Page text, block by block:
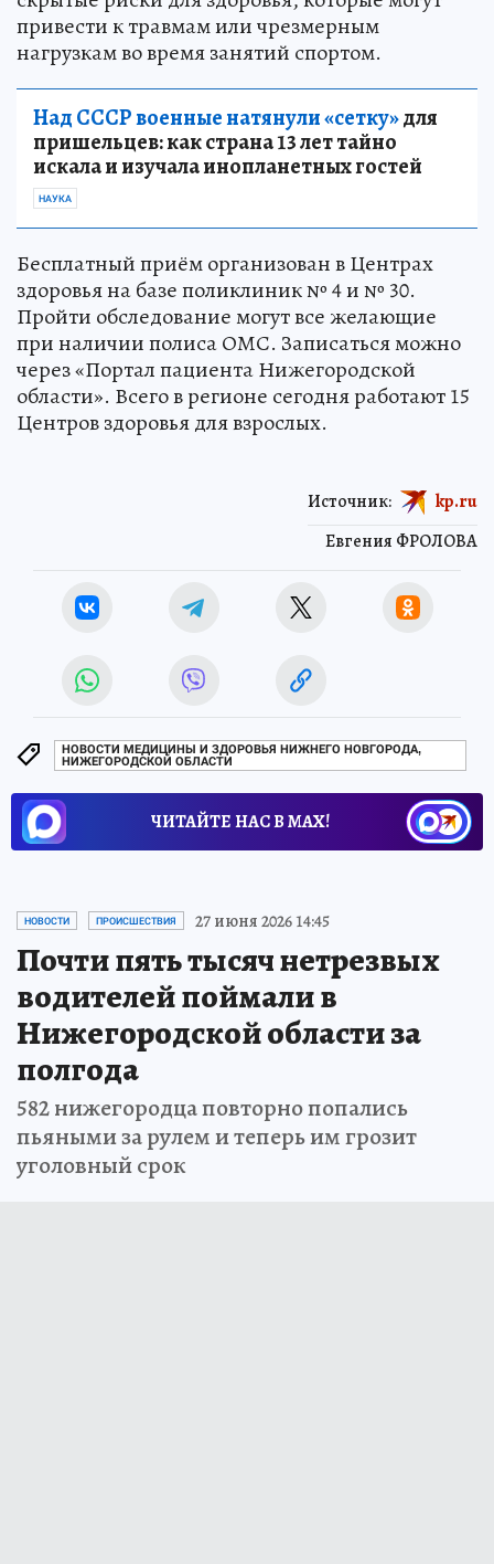
привести к травмам или чрезмерным
нагрузкам во время занятий спортом.
Над СССР военные натянули «сетку»для
пришельцев: как страна 13 лет тайно
искала и изучала инопланетных гостей
НАУКА
Бесплатный приём организован в Центрах
здоровья на базе поликлиник № 4 и № 30.
Пройти обследование могут все желающие
при наличии полиса ОМС. Записаться можно
через «Портал пациента Нижегородской
области». Всего в регионе сегодня работают 15
Центров здоровья для взрослых.
Евгения ФРОЛОВА
Источник: kp.ru
НОВОСТИ МЕДИЦИНЫ И ЗДОРОВЬЯ НИЖНЕГО НОВГОРОДА,
НИЖЕГОРОДСКОЙ ОБЛАСТИ
ЧИТАЙТЕ НАС В МАХ!
НОВОСТИ ПРОИСШЕСТВИЯ 27 июня 2026 14:45
Почти пять тысяч нетрезвых
водителей поймали в
Нижегородской области за
полгода
582 нижегородца повторно попались
пьяными за рулем и теперь им грозит
уголовный срок